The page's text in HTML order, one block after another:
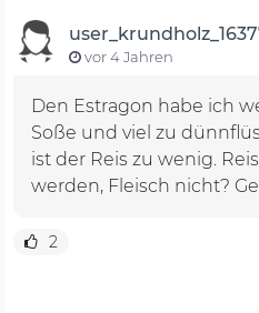
vor 4 Jahren
Den Estragon habe ich
Soße und viel zu
ist der Reis zu wenig.
werden, Fleisch nicht?
2